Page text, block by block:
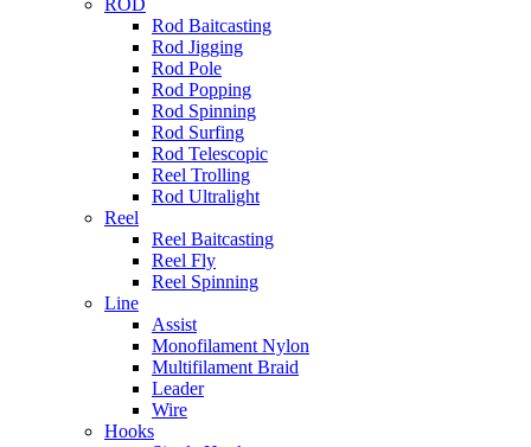
ROD
Rod Baitcasting
Rod Jigging
Rod Pole
Rod Popping
Rod Spinning
Rod Surfing
Rod Telescopic
Reel Trolling
Rod Ultralight
Reel
Reel Baitcasting
Reel Fly
Reel Spinning
Line
Assist
Monofilament Nylon
Multifilament Braid
Leader
Wire
Hooks